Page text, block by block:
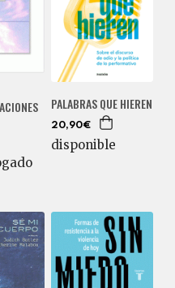
PALABRAS QUE HIEREN
20,90€
disponible